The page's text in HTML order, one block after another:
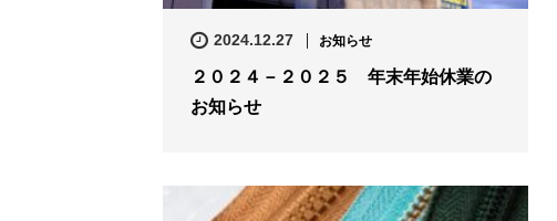
2024.12.27 お知らせ
２０２４－２０２５ 年末年始休業の
お知らせ